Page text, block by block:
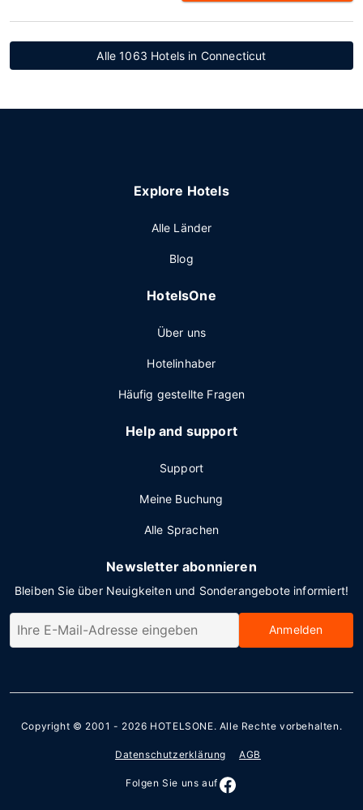
Alle 1063 Hotels in Connecticut
Explore Hotels
Alle Länder
Blog
HotelsOne
Über uns
Hotelinhaber
Häufig gestellte Fragen
Help and support
Support
Meine Buchung
Alle Sprachen
Newsletter abonnieren
Bleiben Sie über Neuigkeiten und Sonderangebote informiert!
Anmelden
Copyright © 2001 - 2026 HOTELSONE. Alle Rechte vorbehalten.
Datenschutzerklärung AGB
Folgen Sie uns auf